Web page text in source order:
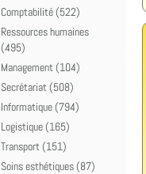
Comptabilité (522)
Ressources humaines
(495)
Management (104)
Secrétariat (508)
Informatique (794)
Logistique (165)
Transport (151)
Soins esthétiques (87)